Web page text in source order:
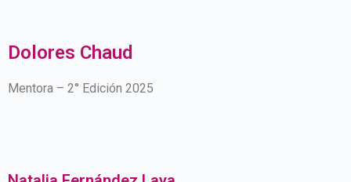
Dolores Chaud
Mentora – 2° Edición 2025